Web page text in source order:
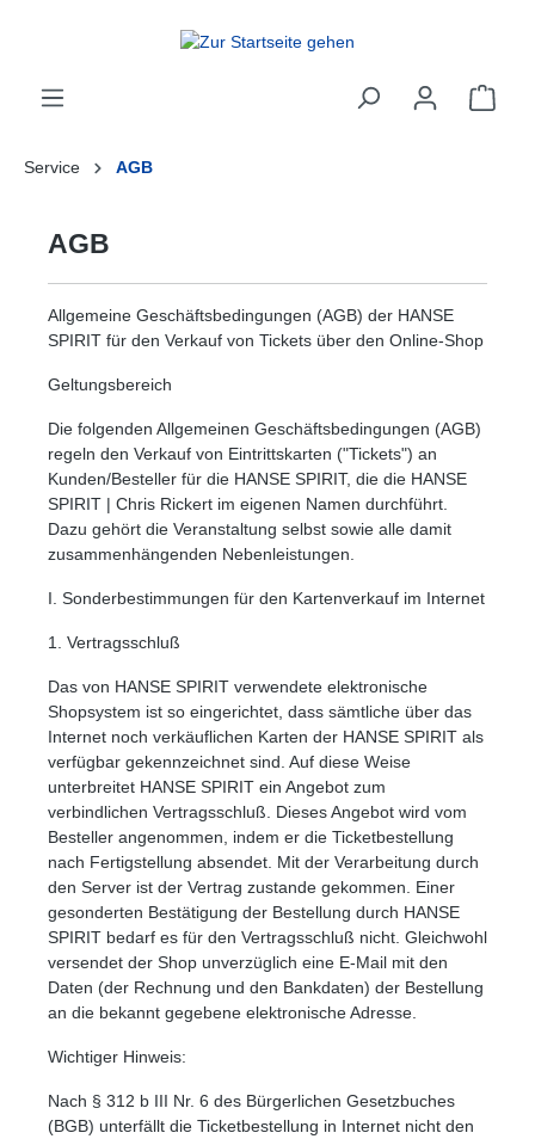
Service AGB
AGB
Allgemeine Geschäftsbedingungen (AGB) der HANSE
SPIRIT für den Verkauf von Tickets über den Online-Shop
Geltungsbereich
Die folgenden Allgemeinen Geschäftsbedingungen (AGB)
regeln den Verkauf von Eintrittskarten ("Tickets") an
Kunden/Besteller für die HANSE SPIRIT, die die HANSE
SPIRIT | Chris Rickert im eigenen Namen durchführt.
Dazu gehört die Veranstaltung selbst sowie alle damit
zusammenhängenden Nebenleistungen.
I. Sonderbestimmungen für den Kartenverkauf im Internet
1. Vertragsschluß
Das von HANSE SPIRIT verwendete elektronische
Shopsystem ist so eingerichtet, dass sämtliche über das
Internet noch verkäuflichen Karten der HANSE SPIRIT als
verfügbar gekennzeichnet sind. Auf diese Weise
unterbreitet HANSE SPIRIT ein Angebot zum
verbindlichen Vertragsschluß. Dieses Angebot wird vom
Besteller angenommen, indem er die Ticketbestellung
nach Fertigstellung absendet. Mit der Verarbeitung durch
den Server ist der Vertrag zustande gekommen. Einer
gesonderten Bestätigung der Bestellung durch HANSE
SPIRIT bedarf es für den Vertragsschluß nicht. Gleichwohl
versendet der Shop unverzüglich eine E-Mail mit den
Daten (der Rechnung und den Bankdaten) der Bestellung
an die bekannt gegebene elektronische Adresse.
Wichtiger Hinweis:
Nach § 312 b III Nr. 6 des Bürgerlichen Gesetzbuches
(BGB) unterfällt die Ticketbestellung in Internet nicht den
Text vergrößern Hochkontrastmodus